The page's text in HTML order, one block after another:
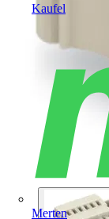
Kaufel
Merten